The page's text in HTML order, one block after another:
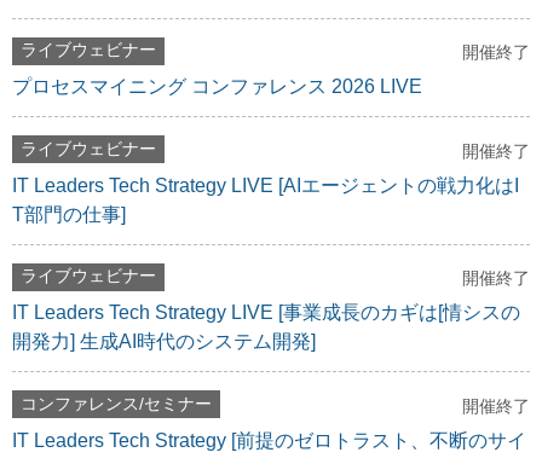
ライブウェビナー 開催終了
プロセスマイニング コンファレンス 2026 LIVE
ライブウェビナー 開催終了
IT Leaders Tech Strategy LIVE [AIエージェントの戦力化はI
T部門の仕事]
ライブウェビナー 開催終了
IT Leaders Tech Strategy LIVE [事業成長のカギは[情シスの
開発力] 生成AI時代のシステム開発]
コンファレンス/セミナー 開催終了
IT Leaders Tech Strategy [前提のゼロトラスト、不断のサイ